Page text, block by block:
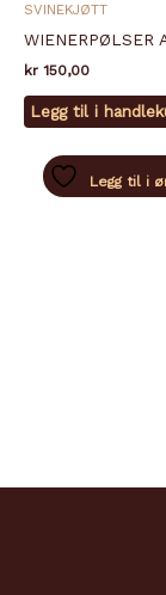
SVINEKJØTT
WIENERPØLSER
kr 150,00
Legg til i
Legg til i